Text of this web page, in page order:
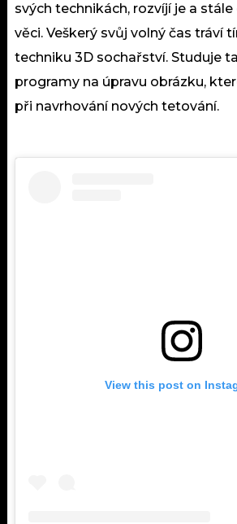
svých technikách, rozvíjí je a
věci. Veškerý svůj volný čas tráví
techniku 3D sochařství. Studuje
programy na úpravu obrázku,
při navrhování nových tetování.
View this post on